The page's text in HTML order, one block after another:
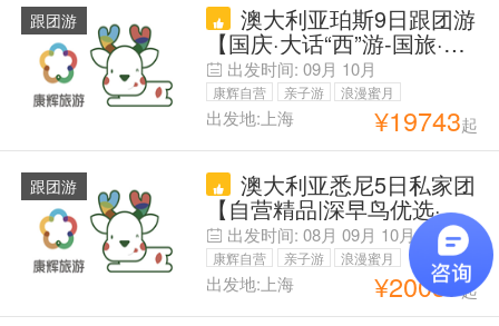
跟团游 澳大利亚珀斯9日跟团游
【国庆·大话“西”游-国旅·】
尖峰石阵+粉湖+出海曼哲
拉海豚探索+西澳大学+寻
找澳洲萌宠+珀斯升级住宿
+体验西澳美食：高餐标
+赠送流量卡+五星航空：
SQ 执飞
出发时间: 09月 10月
康辉自营 亲子游
浪漫蜜月
父母安心游
出发地:上海 ¥19743起
跟团游 澳大利亚悉尼5日私家团
【自营精品|深早鸟优选·暑
期&国庆畅享-咨询下单立享
优惠】【资深定制&专属管
家】悉尼歌剧院+塔龙加动
物园+邦迪海滩+悉尼塔+达
出发时间: 08月 09月 10月11月
康辉自营 亲子游
浪漫蜜月
父母安心游
出发地:上海 ¥20037起